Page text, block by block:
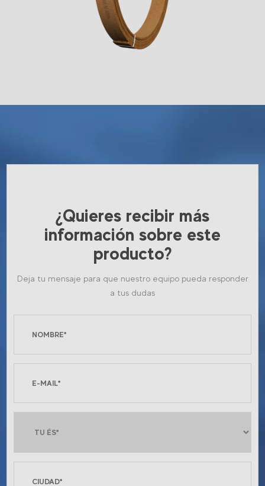
¿Quieres recibir más
información sobre este
producto?
Deja tu mensaje para que nuestro equipo pueda responder
a tus dudas